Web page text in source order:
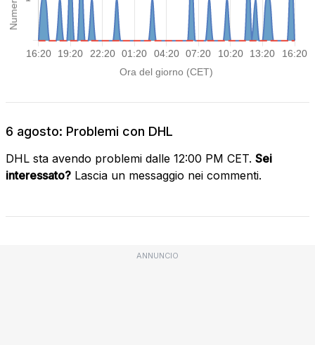
6 agosto: Problemi con DHL
DHL sta avendo problemi dalle 12:00 PM CET. Sei
interessato? Lascia un messaggio nei commenti.
ANNUNCIO